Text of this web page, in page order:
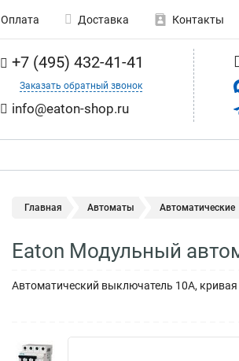
Оплата Доставка Контакты
+7 (495) 432-41-41
Заказать обратный звонок
info@eaton-shop.ru
Главная Автоматы Автоматические
Eaton Модульный
Автоматический выключатель 10А,